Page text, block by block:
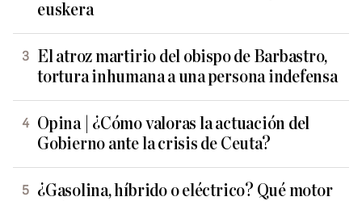
euskera
El atroz martirio del obispo de Barbastro,
tortura inhumana a una persona indefensa
Opina | ¿Cómo valoras la actuación del
Gobierno ante la crisis de Ceuta?
¿Gasolina, híbrido o eléctrico? Qué motor